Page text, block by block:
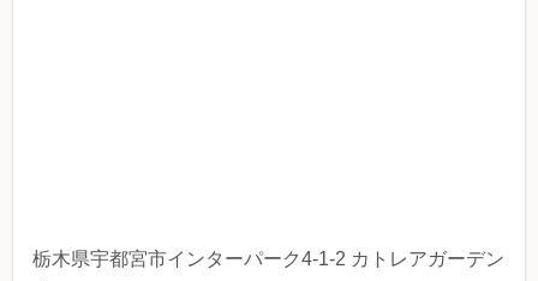
栃木県宇都宮市インターパーク4-1-2 カトレアガーデン